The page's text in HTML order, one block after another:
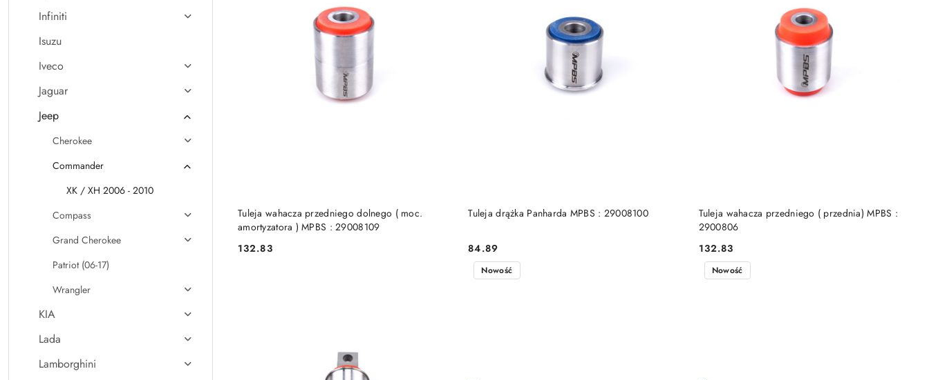
Infiniti
Isuzu
Iveco
Jaguar
Jeep
Cherokee
Commander
XK / XH 2006 - 2010
Compass
Grand Cherokee
Patriot (06-17)
Wrangler
KIA
Lada
Lamborghini
Tuleja wahacza przedniego dolnego ( moc.
amortyzatora ) MPBS : 29008109
Cena:
132.83
DO KOSZYKA Tuleja drążka Panharda MPBS : 29008100
Cena:
84.89
DO KOSZYKA
Tuleja wahacza przedniego ( przednia) MPBS :
2900806
Cena:
132.83
DO KOSZYKA
Nowość Nowość